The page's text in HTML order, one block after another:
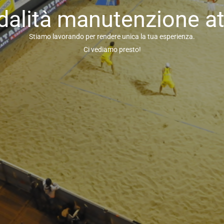
manutenzione
Stiamo lavorando per rendere unica la tua esperienza.
Ci vediamo presto!